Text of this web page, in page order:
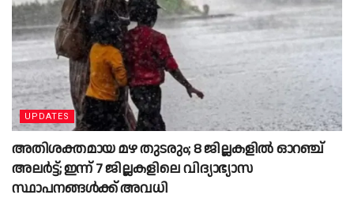
UPDATES
അതിശക്തമായ മഴ തുടരും; 8 ജില്ലകളില്‍ ഓറഞ്ച്
അലര്‍ട്ട്; ഇന്ന് 7 ജില്ലകളിലെ വിദ്യാഭ്യാസ
സ്ഥാപനങ്ങള്‍ക്ക് അവധി